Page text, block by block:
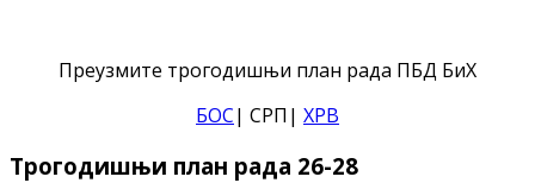
Преузмите трогодишњи план рада ПБД БиХ
БОС| СРП| ХРВ
Трогодишњи план рада 26-28